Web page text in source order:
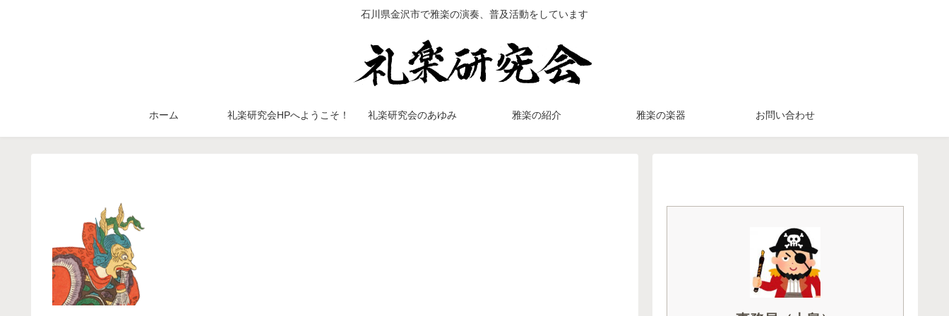
石川県金沢市で雅楽の演奏、普及活動をしています
ホーム 礼楽研究会HPへようこそ！ 礼楽研究会のあゆみ 雅楽の紹介 雅楽の楽器 お問い合わせ